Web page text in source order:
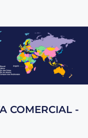
COMERCIAL -